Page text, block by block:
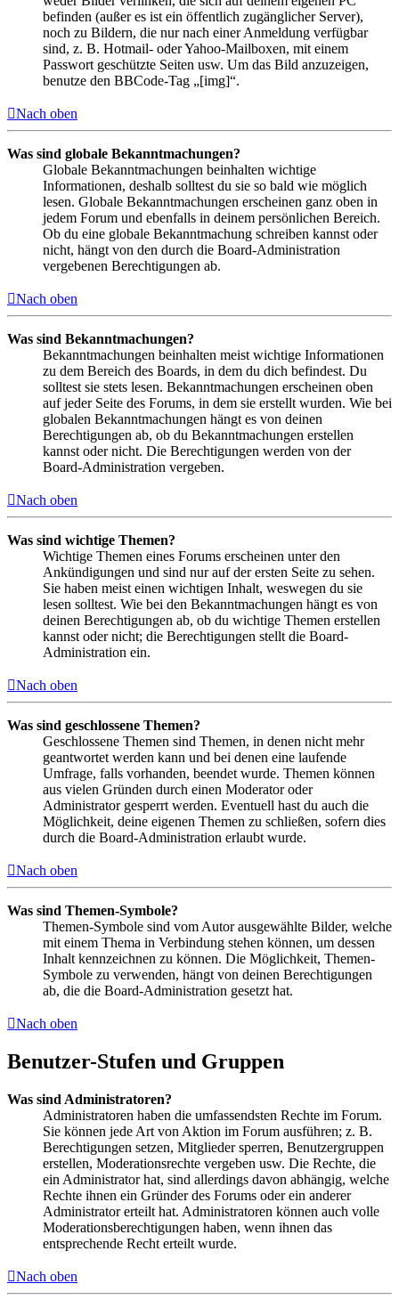
befinden (außer es ist ein öffentlich zugänglicher Server),
noch zu Bildern, die nur nach einer Anmeldung verfügbar
sind, z. B. Hotmail- oder Yahoo-Mailboxen, mit einem
Passwort geschützte Seiten usw. Um das Bild anzuzeigen,
benutze den BBCode-Tag „[img]“.
Nach oben
Was sind globale Bekanntmachungen?
Globale Bekanntmachungen beinhalten wichtige
Informationen, deshalb solltest du sie so bald wie möglich
lesen. Globale Bekanntmachungen erscheinen ganz oben in
jedem Forum und ebenfalls in deinem persönlichen Bereich.
Ob du eine globale Bekanntmachung schreiben kannst oder
nicht, hängt von den durch die Board-Administration
vergebenen Berechtigungen ab.
Nach oben
Was sind Bekanntmachungen?
Bekanntmachungen beinhalten meist wichtige Informationen
zu dem Bereich des Boards, in dem du dich befindest. Du
solltest sie stets lesen. Bekanntmachungen erscheinen oben
auf jeder Seite des Forums, in dem sie erstellt wurden. Wie bei
globalen Bekanntmachungen hängt es von deinen
Berechtigungen ab, ob du Bekanntmachungen erstellen
kannst oder nicht. Die Berechtigungen werden von der
Board-Administration vergeben.
Nach oben
Was sind wichtige Themen?
Wichtige Themen eines Forums erscheinen unter den
Ankündigungen und sind nur auf der ersten Seite zu sehen.
Sie haben meist einen wichtigen Inhalt, weswegen du sie
lesen solltest. Wie bei den Bekanntmachungen hängt es von
deinen Berechtigungen ab, ob du wichtige Themen erstellen
kannst oder nicht; die Berechtigungen stellt die Board-
Administration ein.
Nach oben
Was sind geschlossene Themen?
Geschlossene Themen sind Themen, in denen nicht mehr
geantwortet werden kann und bei denen eine laufende
Umfrage, falls vorhanden, beendet wurde. Themen können
aus vielen Gründen durch einen Moderator oder
Administrator gesperrt werden. Eventuell hast du auch die
Möglichkeit, deine eigenen Themen zu schließen, sofern dies
durch die Board-Administration erlaubt wurde.
Nach oben
Was sind Themen-Symbole?
Themen-Symbole sind vom Autor ausgewählte Bilder, welche
mit einem Thema in Verbindung stehen können, um dessen
Inhalt kennzeichnen zu können. Die Möglichkeit, Themen-
Symbole zu verwenden, hängt von deinen Berechtigungen
ab, die die Board-Administration gesetzt hat.
Nach oben
Benutzer-Stufen und Gruppen
Was sind Administratoren?
Administratoren haben die umfassendsten Rechte im Forum.
Sie können jede Art von Aktion im Forum ausführen; z. B.
Berechtigungen setzen, Mitglieder sperren, Benutzergruppen
erstellen, Moderationsrechte vergeben usw. Die Rechte, die
ein Administrator hat, sind allerdings davon abhängig, welche
Rechte ihnen ein Gründer des Forums oder ein anderer
Administrator erteilt hat. Administratoren können auch volle
Moderationsberechtigungen haben, wenn ihnen das
entsprechende Recht erteilt wurde.
Nach oben